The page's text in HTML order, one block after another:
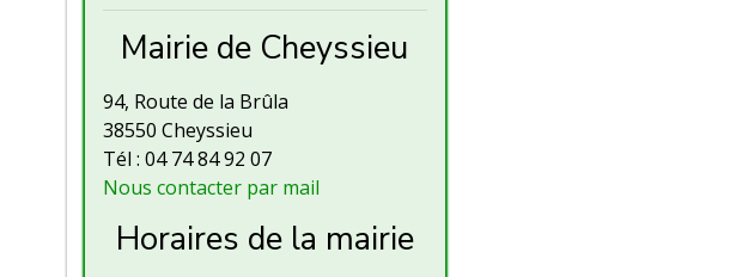
Mairie de Cheyssieu
94, Route de la Brûla
38550 Cheyssieu
Tél : 04 74 84 92 07
Nous contacter par mail
Horaires de la mairie